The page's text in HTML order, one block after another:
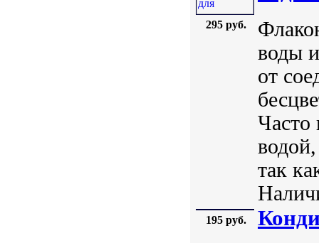
295 руб.
воды
от
Часто
так
195 руб.